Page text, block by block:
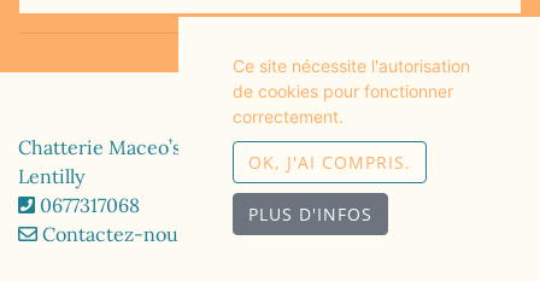
Chatterie Maceo’s Gône’s Maine Coons
Lentilly
0677317068
Contactez-nous
Ce site nécessite l'autorisation
de cookies pour fonctionner
correctement.
OK, J'AI COMPRIS.
PLUS D'INFOS